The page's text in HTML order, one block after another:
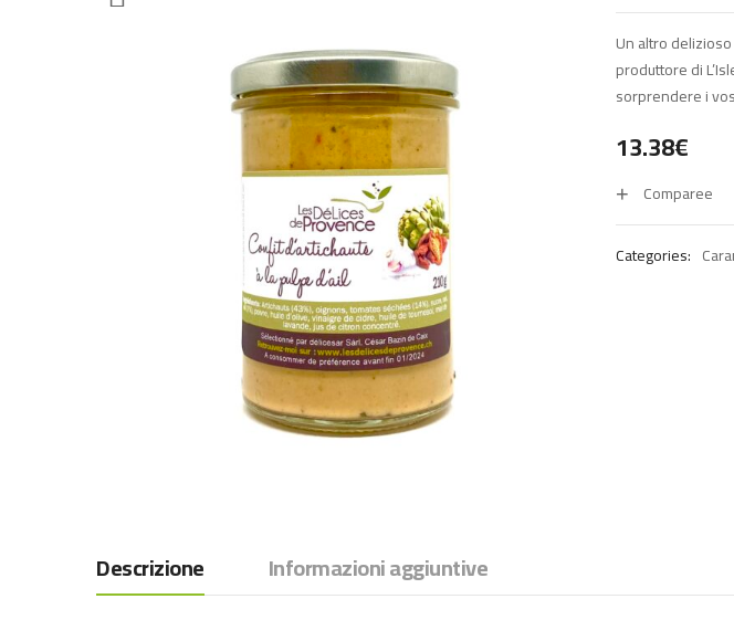
Un altro
produttore di
sorprendere i
13.38€
Comparee
Categories:
Descrizione Informazioni aggiuntive